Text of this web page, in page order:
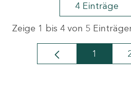
4 Einträge
Zeige 1 bis 4 von 5
Seite
1